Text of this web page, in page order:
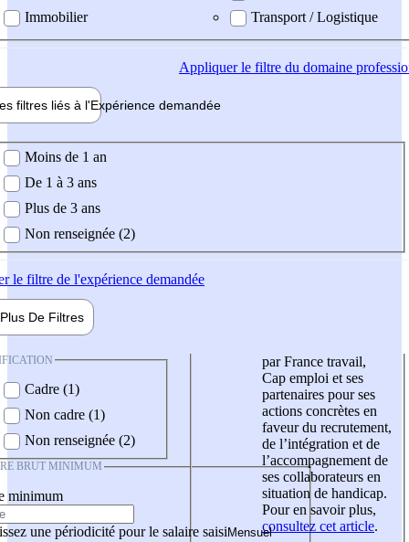
Immobilier
Transport / Logistique
Appliquerle filtre du domaine
filtres liés à l'Expérience demandée
demandée
Moins de 1 an
De 1 à 3 ans
Plus de 3 ans
Non renseignée (2)
le filtre de l'expérience demandée
Plus De Filtres
Cadre (1)
Non cadre (1)
Non renseignée (2)
BRUT MINIMUM
minimum
une périodicité pour le salaire saisi
par France travail,
Cap emploi et ses
partenaires pour ses
actions concrètes en
faveur du recrutement,
de l’intégration et de
l’accompagnement de
ses collaborateurs en
situation de handicap.
Pour en savoir plus,
consultez cet article.